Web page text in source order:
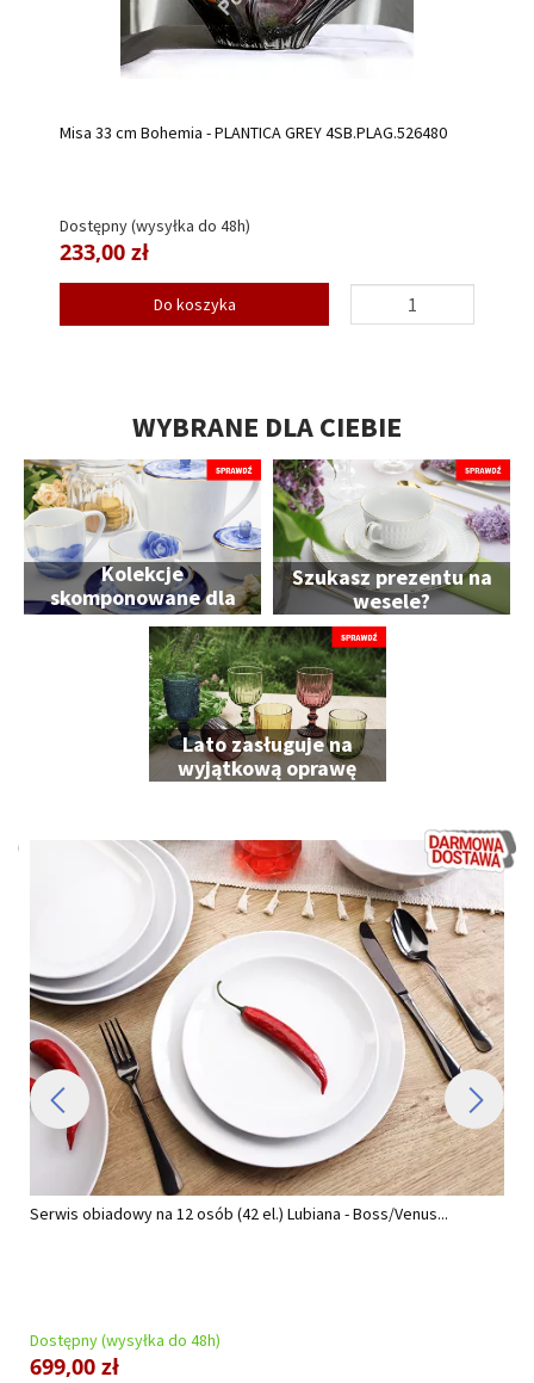
Misa 33 cm Bohemia - PLANTICA GREY 4SB.PLAG.526480
Dostępny (wysyłka do 48h)
233,00 zł
Do koszyka
WYBRANE DLA CIEBIE
Kolekcje
skomponowane dla
Ciebie
Szukasz prezentu na
wesele?
Lato zasługuje na
wyjątkową oprawę
Serwis obiadowy na 12 osób (42 el.) Lubiana - Boss/Venus...
Dostępny (wysyłka do 48h)
699,00 zł